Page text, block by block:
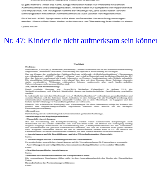
Nr. 47: Kinder die nicht aufmerksam sein